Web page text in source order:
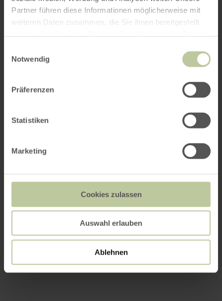
Partner führen diese Informationen möglicherweise mit
weiteren Daten zusammen, die Sie ihnen bereitgestellt
Notwendig
Präferenzen
Statistiken
Marketing
Cookies zulassen
Auswahl erlauben
Ablehnen